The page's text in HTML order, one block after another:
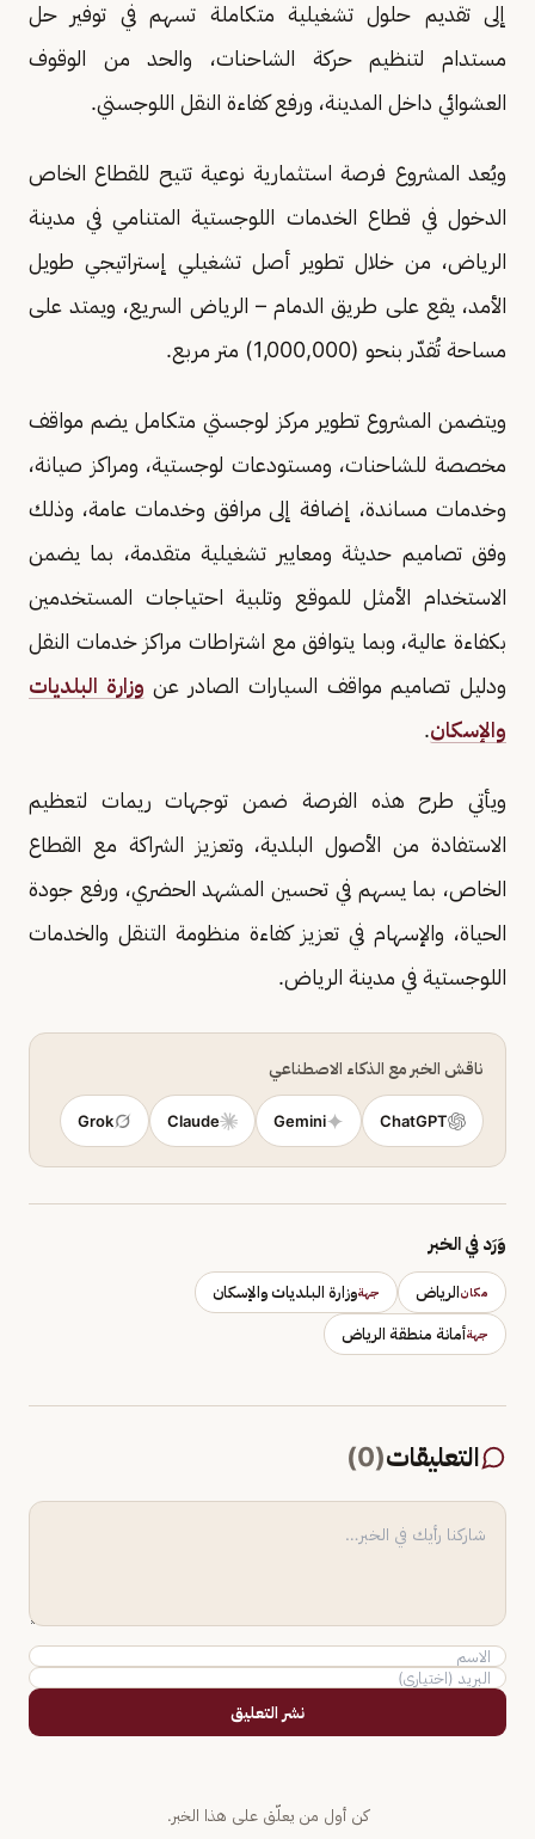
إلى تقديم حلول تشغيلية متكاملة تسهم في توفير حل
مستدام لتنظيم حركة الشاحنات، والحد من الوقوف
العشوائي داخل المدينة، ورفع كفاءة النقل اللوجستي.
ويُعد المشروع فرصة استثمارية نوعية تتيح للقطاع الخاص
الدخول في قطاع الخدمات اللوجستية المتنامي في مدينة
الرياض، من خلال تطوير أصل تشغيلي إستراتيجي طويل
الأمد، يقع على طريق الدمام – الرياض السريع، ويمتد على
مساحة تُقدّر بنحو (1,000,000) متر مربع.
ويتضمن المشروع تطوير مركز لوجستي متكامل يضم مواقف
مخصصة للشاحنات، ومستودعات لوجستية، ومراكز صيانة،
وخدمات مساندة، إضافة إلى مرافق وخدمات عامة، وذلك
وفق تصاميم حديثة ومعايير تشغيلية متقدمة، بما يضمن
الاستخدام الأمثل للموقع وتلبية احتياجات المستخدمين
بكفاءة عالية، وبما يتوافق مع اشتراطات مراكز خدمات النقل
ودليل تصاميم مواقف السيارات الصادر عن وزارة البلديات
والإسكان.
ويأتي طرح هذه الفرصة ضمن توجهات ريمات لتعظيم
الاستفادة من الأصول البلدية، وتعزيز الشراكة مع القطاع
الخاص، بما يسهم في تحسين المشهد الحضري، ورفع جودة
الحياة، والإسهام في تعزيز كفاءة منظومة التنقل والخدمات
اللوجستية في مدينة الرياض.
ناقش الخبر مع الذكاء الاصطناعي
ChatGPT
Gemini
Claude
Grok
وَرَد في الخبر
مكانالرياض جهةوزارة البلديات والإسكان
جهةأمانة منطقة الرياض
التعليقات(
0
)
نشر التعليق
كن أول من يعلّق على هذا الخبر.